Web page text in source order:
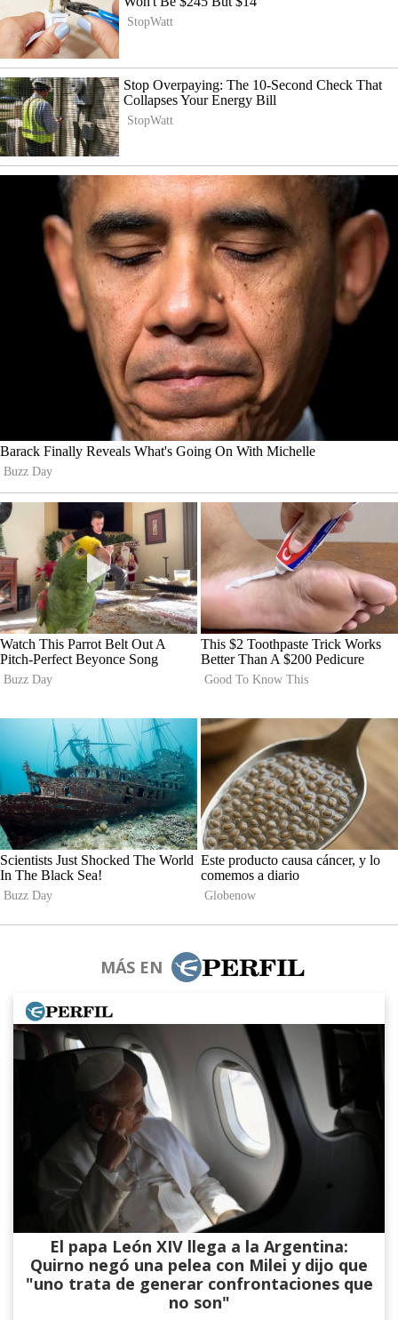
MÁS EN
El papa León XIV llega a la Argentina:
Quirno negó una pelea con Milei y dijo que
"uno trata de generar confrontaciones que
no son"